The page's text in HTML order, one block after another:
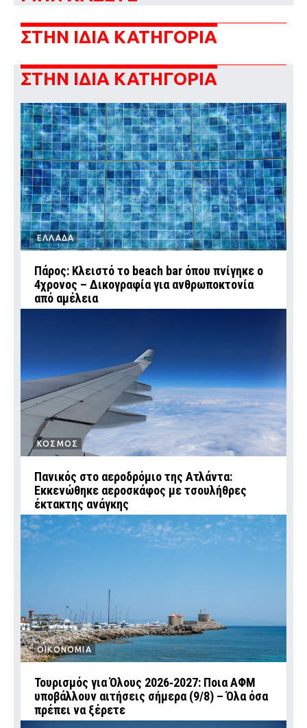
ΣΤΗΝ ΙΔΙΑ ΚΑΤΗΓΟΡΙΑ
ΣΤΗΝ ΙΔΙΑ ΚΑΤΗΓΟΡΙΑ
ΕΛΛΑΔΑ
Πάρος: Κλειστό το beach bar όπου πνίγηκε ο
4χρονος – Δικογραφία για ανθρωποκτονία
από αμέλεια
ΚΟΣΜΟΣ
Πανικός στο αεροδρόμιο της Ατλάντα:
Εκκενώθηκε αεροσκάφος με τσουλήθρες
έκτακτης ανάγκης
ΟΙΚΟΝΟΜΙΑ
Τουρισμός για Όλους 2026‑2027: Ποια ΑΦΜ
υποβάλλουν αιτήσεις σήμερα (9/8) – Όλα όσα
πρέπει να ξέρετε